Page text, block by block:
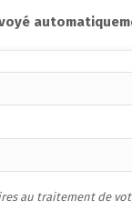
au traitement de